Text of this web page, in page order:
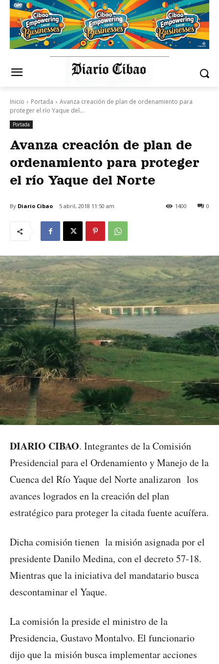
Inicio Portada
Avanza creación de plan de ordenamiento para
proteger el río Yaque del...
Portada
Avanza creación de plan de
ordenamiento para proteger
el río Yaque del Norte
By Diario Cibao 5 abril, 2018 11:50 am 0
1400
DIARIO CIBAO. Integrantes de la Comisión
Presidencial para el Ordenamiento y Manejo de la
Cuenca del Río Yaque del Norte analizaron los
avances logrados en la creación del plan
estratégico para proteger la citada fuente acuífera.
Dicha comisión tienen la misión asignada por el
presidente Danilo Medina, con el decreto 57-18.
Mientras que la iniciativa del mandatario busca
descontaminar el Yaque.
La comisión la preside el ministro de la
Presidencia, Gustavo Montalvo. El funcionario
dijo que la misión busca implementar acciones